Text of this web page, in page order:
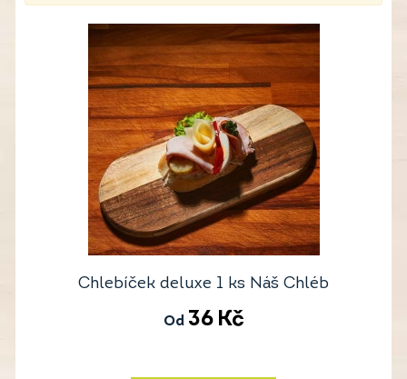
Chlebíček deluxe 1 ks Náš Chléb
Od 36 Kč